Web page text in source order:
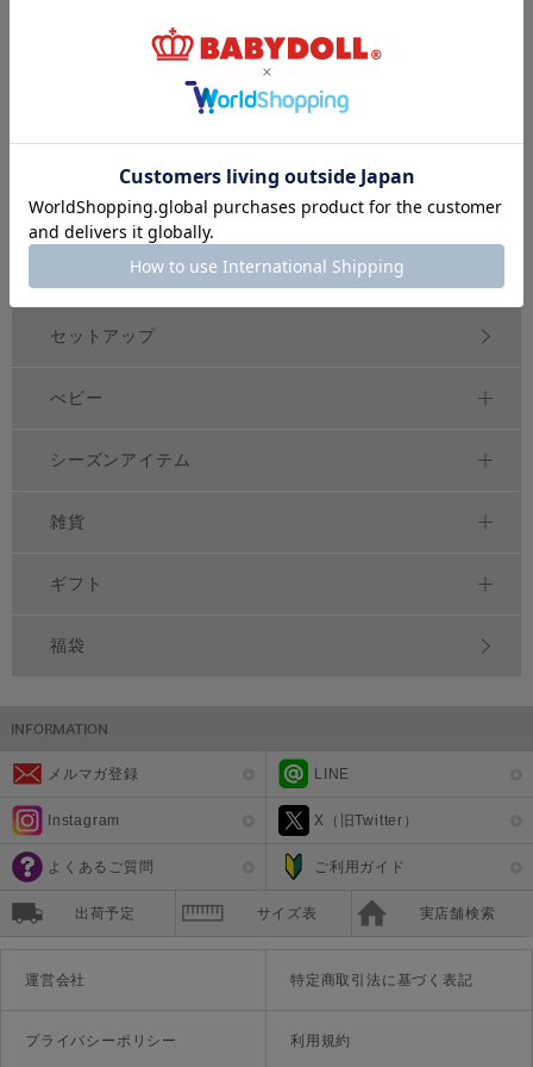
S～XL
アウター
ボトムス
ワンピース
セットアップ
べビー
シーズンアイテム
雑貨
ギフト
福袋
メルマガ登録 LINE
Instagram X（旧Twitter）
よくあるご質問 ご利用ガイド
出荷予定 サイズ表 実店舗検索
運営会社 特定商取引法に基づく表記
プライバシーポリシー 利用規約